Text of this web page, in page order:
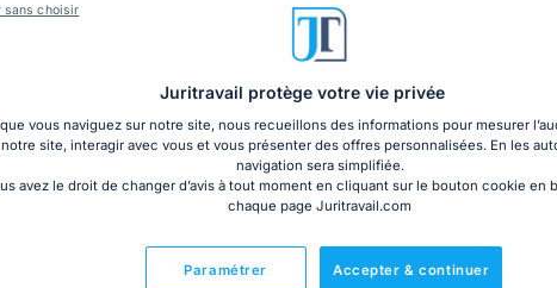
COORDONNÉES
ROULAND est avocat gérant de son propre cabinet, après
10 ans.
Juritravail protège votre vie privée
vous naviguez sur notre site, nous recueillons des informations pour mesurer
notre site, interagir avec vous et vous présenter des offres personnalisées. En les
navigation sera simplifiée.
avez le droit de changer d’avis à tout moment en cliquant sur le bouton cookie en
chaque page Juritravail.com
Accepter & continuer
Paramétrer
sans choisir